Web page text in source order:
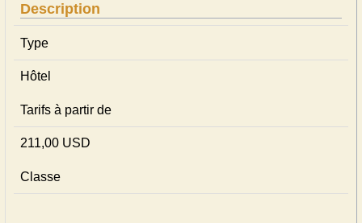
Description
Type
Hôtel
Tarifs à partir de
211,00 USD
Classe